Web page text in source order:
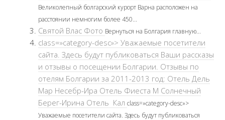
Великолепный болгарский курорт Варна расположен на
расстоянии немногим более 450...
Святой Влас Фото Вернуться на Болгария главную...
class=»category-desc»> Уважаемые посетители
сайта. Здесь будут публиковаться Ваши рассказы
и отзывы о посещении Болгарии. Отзывы по
отелям Болгарии за 2011-2013 год: Отель Дель
Мар Несебр-Ира Отель Фиеста М Солнечный
Берег-Ирина Отель Кал class=»category-desc»>
Уважаемые посетители сайта. Здесь будут публиковаться